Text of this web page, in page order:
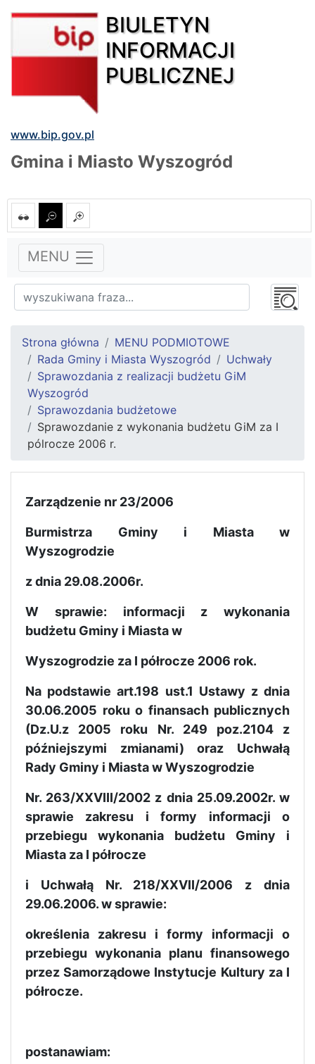
BIULETYN
INFORMACJI
PUBLICZNEJ
www.bip.gov.pl
Gmina i Miasto Wyszogród
MENU
Strona główna
MENU PODMIOTOWE
Rada Gminy i Miasta Wyszogród
Uchwały
Sprawozdania z realizacji budżetu GiM
Wyszogród
Sprawozdania budżetowe
Sprawozdanie z wykonania budżetu GiM za I
pólrocze 2006 r.
Zarządzenie nr 23/2006
Burmistrza Gminy i Miasta w
Wyszogrodzie
z dnia 29.08.2006r.
W sprawie: informacji z wykonania
budżetu Gminy i Miasta w
Wyszogrodzie za I półrocze 2006 rok.
Na podstawie art.198 ust.1 Ustawy z dnia
30.06.2005 roku o finansach publicznych
(Dz.U.z 2005 roku Nr. 249 poz.2104 z
późniejszymi zmianami) oraz Uchwałą
Rady Gminy i Miasta w Wyszogrodzie
Nr. 263/XXVIII/2002 z dnia 25.09.2002r. w
sprawie zakresu i formy informacji o
przebiegu wykonania budżetu Gminy i
Miasta za I półrocze
i Uchwałą Nr. 218/XXVII/2006 z dnia
29.06.2006. w sprawie:
określenia zakresu i formy informacji o
przebiegu wykonania planu finansowego
przez Samorządowe Instytucje Kultury za I
półrocze.
postanawiam: